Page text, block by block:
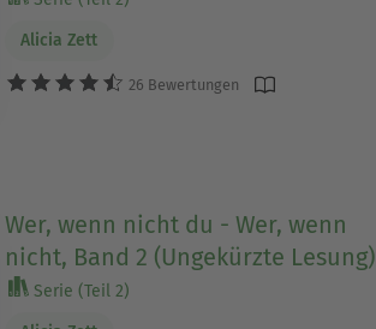
Alicia Zett
26 Bewertungen
Wer, wenn nicht du - Wer, wenn
nicht, Band 2 (Ungekürzte Lesung)
Serie (Teil 2)